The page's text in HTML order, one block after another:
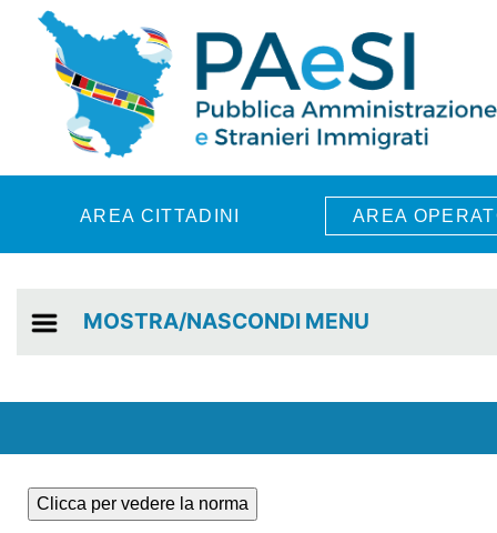
Skip to main content
AREA CITTADINI AREA
MOSTRA/NASCONDI MENU
Clicca per vedere la norma